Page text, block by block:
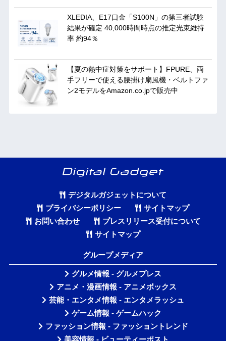
XLEDIA、E17口金「S100N」の第三者試験
結果が確定 40,000時間時点の推定光束維持
率 約94％
【夏の熱中症対策をサポート】FPURE、両
手フリーで使える腰掛け扇風機・ベルトファ
ン2モデルをAmazon.co.jpで販売中
デジタルガジェットについて
プライバシーポリシー
サイトマップ
お問い合わせ
プレスリリース受付について
サイトマップ
グループメディア
グルメ情報 - グルメプレス
アニメ・漫画情報 - アニメボックス
芸能・エンタメ情報 - エンタメラッシュ
ゲーム情報 - ゲームハック
ファッション情報 - ファッショントレンド